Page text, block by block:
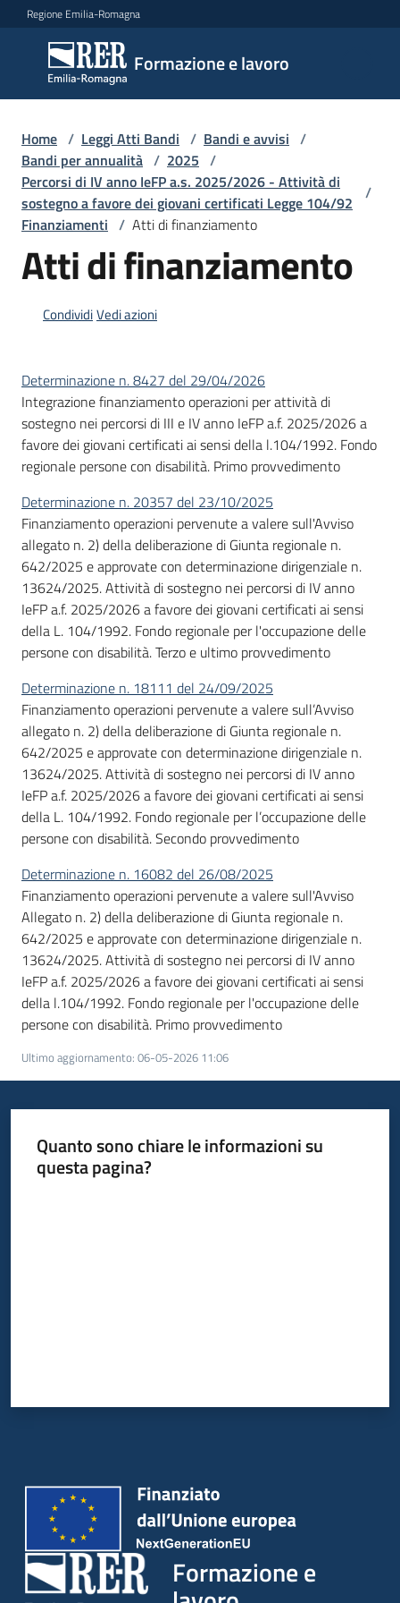
Vai al contenuto
Vai alla navigazione
Vai al footer
Regione Emilia-Romagna
Formazione e lavoro
Formazione
e lavoro
Argomenti
Novità
Leggi
Atti
Bandi
Programmi
Progetti
Fondo
sociale
europeo
Plus
Seguici
su
Home / Leggi Atti Bandi / Bandi e avvisi /
Bandi per annualità / 2025 /
Percorsi di IV anno IeFP a.s. 2025/2026 - Attività di
sostegno a favore dei giovani certificati Legge 104/92
/
Finanziamenti / Atti di finanziamento
Atti di finanziamento
CondividiVedi azioni
Determinazione n. 8427 del 29/04/2026
Integrazione finanziamento operazioni per attività di
sostegno nei percorsi di III e IV anno IeFP a.f. 2025/2026 a
favore dei giovani certificati ai sensi della l.104/1992. Fondo
regionale persone con disabilità. Primo provvedimento
Determinazione n. 20357 del 23/10/2025
Finanziamento operazioni pervenute a valere sull'Avviso
allegato n. 2) della deliberazione di Giunta regionale n.
642/2025 e approvate con determinazione dirigenziale n.
13624/2025. Attività di sostegno nei percorsi di IV anno
IeFP a.f. 2025/2026 a favore dei giovani certificati ai sensi
della L. 104/1992. Fondo regionale per l'occupazione delle
persone con disabilità. Terzo e ultimo provvedimento
Determinazione n. 18111 del 24/09/2025
Finanziamento operazioni pervenute a valere sull’Avviso
allegato n. 2) della deliberazione di Giunta regionale n.
642/2025 e approvate con determinazione dirigenziale n.
13624/2025. Attività di sostegno nei percorsi di IV anno
IeFP a.f. 2025/2026 a favore dei giovani certificati ai sensi
della L. 104/1992. Fondo regionale per l’occupazione delle
persone con disabilità. Secondo provvedimento
Determinazione n. 16082 del 26/08/2025
Finanziamento operazioni pervenute a valere sull'Avviso
Allegato n. 2) della deliberazione di Giunta regionale n.
642/2025 e approvate con determinazione dirigenziale n.
13624/2025. Attività di sostegno nei percorsi di IV anno
IeFP a.f. 2025/2026 a favore dei giovani certificati ai sensi
della l.104/1992. Fondo regionale per l'occupazione delle
persone con disabilità. Primo provvedimento
Ultimo aggiornamento: 06-05-2026 11:06
Quanto sono chiare le informazioni su
questa pagina?
Formazione e